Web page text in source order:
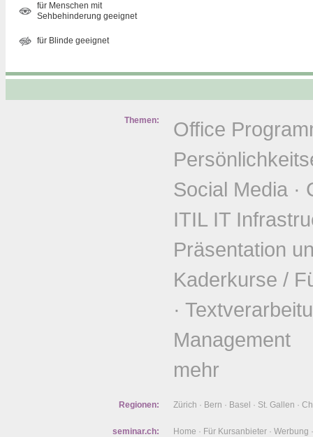
für Menschen mit
Sehbehinderung geeignet
für Blinde geeignet
Themen:
Office
Social Media ·
ITIL IT
Präsentation
Kaderkurse /
·
Management
mehr
Regionen: Zürich · Bern · Basel · St. Gallen ·
seminar.ch: Home · Für Kursanbieter · Werbung